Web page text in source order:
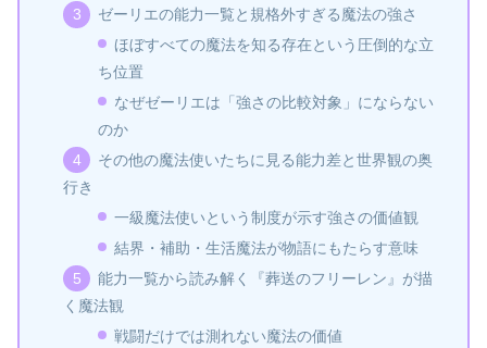
ゼーリエの能力一覧と規格外すぎる魔法の強さ
ほぼすべての魔法を知る存在という圧倒的な立
ち位置
なぜゼーリエは「強さの比較対象」にならない
のか
その他の魔法使いたちに見る能力差と世界観の奥
行き
一級魔法使いという制度が示す強さの価値観
結界・補助・生活魔法が物語にもたらす意味
能力一覧から読み解く『葬送のフリーレン』が描
く魔法観
戦闘だけでは測れない魔法の価値